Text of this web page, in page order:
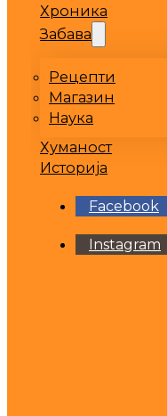
Хроника
Забава
Рецепти
Магазин
Наука
Хуманост
Историја
Facebook
Instagram